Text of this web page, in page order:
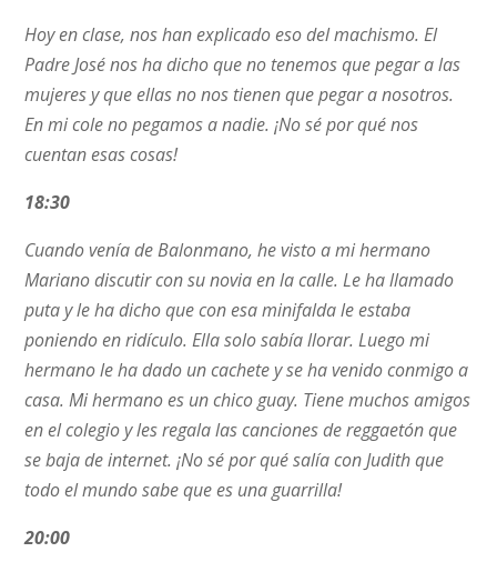
Hoy en clase, nos han explicado eso del machismo. El
Padre José nos ha dicho que no tenemos que pegar a las
mujeres y que ellas no nos tienen que pegar a nosotros.
En mi cole no pegamos a nadie. ¡No sé por qué nos
cuentan esas cosas!
18:30
Cuando venía de Balonmano, he visto a mi hermano
Mariano discutir con su novia en la calle. Le ha llamado
puta y le ha dicho que con esa minifalda le estaba
poniendo en ridículo. Ella solo sabía llorar. Luego mi
hermano le ha dado un cachete y se ha venido conmigo a
casa. Mi hermano es un chico guay. Tiene muchos amigos
en el colegio y les regala las canciones de reggaetón que
se baja de internet. ¡No sé por qué salía con Judith que
todo el mundo sabe que es una guarrilla!
20:00